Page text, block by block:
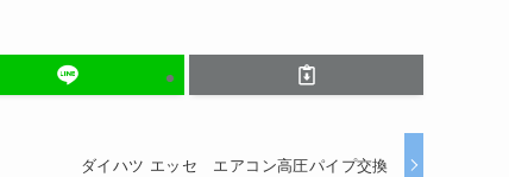
ダイハツ エッセ エアコン高圧パイプ交換